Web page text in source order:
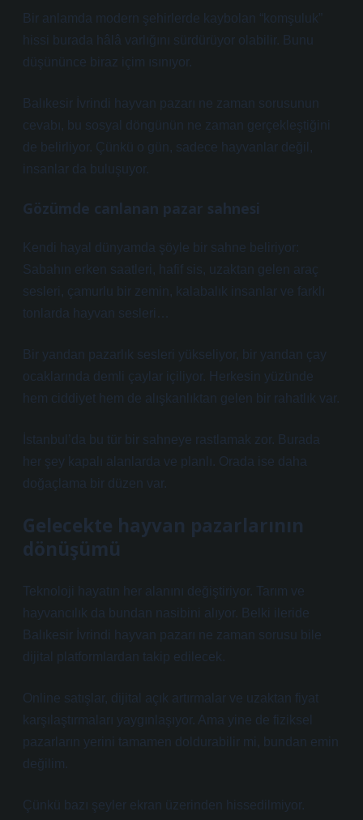
Bir anlamda modern şehirlerde kaybolan “komşuluk”
hissi burada hâlâ varlığını sürdürüyor olabilir. Bunu
düşününce biraz içim ısınıyor.
Balıkesir İvrindi hayvan pazarı ne zaman sorusunun
cevabı, bu sosyal döngünün ne zaman gerçekleştiğini
de belirliyor. Çünkü o gün, sadece hayvanlar değil,
insanlar da buluşuyor.
Gözümde canlanan pazar sahnesi
Kendi hayal dünyamda şöyle bir sahne beliriyor:
Sabahın erken saatleri, hafif sis, uzaktan gelen araç
sesleri, çamurlu bir zemin, kalabalık insanlar ve farklı
tonlarda hayvan sesleri…
Bir yandan pazarlık sesleri yükseliyor, bir yandan çay
ocaklarında demli çaylar içiliyor. Herkesin yüzünde
hem ciddiyet hem de alışkanlıktan gelen bir rahatlık var.
İstanbul’da bu tür bir sahneye rastlamak zor. Burada
her şey kapalı alanlarda ve planlı. Orada ise daha
doğaçlama bir düzen var.
Gelecekte hayvan pazarlarının
dönüşümü
Teknoloji hayatın her alanını değiştiriyor. Tarım ve
hayvancılık da bundan nasibini alıyor. Belki ileride
Balıkesir İvrindi hayvan pazarı ne zaman sorusu bile
dijital platformlardan takip edilecek.
Online satışlar, dijital açık artırmalar ve uzaktan fiyat
karşılaştırmaları yaygınlaşıyor. Ama yine de fiziksel
pazarların yerini tamamen doldurabilir mi, bundan emin
değilim.
Çünkü bazı şeyler ekran üzerinden hissedilmiyor.